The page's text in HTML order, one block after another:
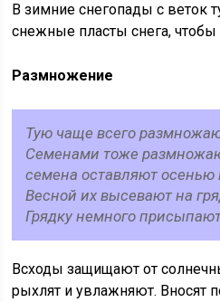
В зимние снегопады с веток
снежные пласты снега, чтобы
Размножение
Тую чаще всего
Семенами тоже
семена оставляют осенью
Весной их высевают на
Грядку немного
Всходы защищают от
рыхлят и увлажняют. Вносят